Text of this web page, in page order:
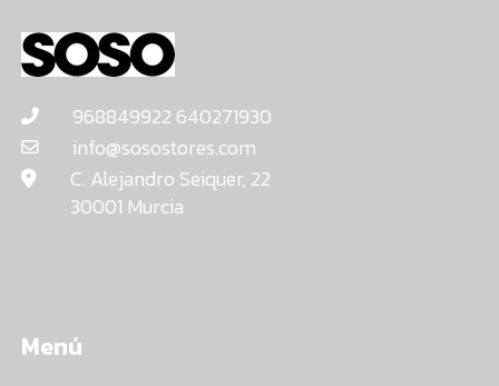
968849922 640271930
info@sosostores.com
C. Alejandro Seiquer, 22
30001 Murcia
Menú